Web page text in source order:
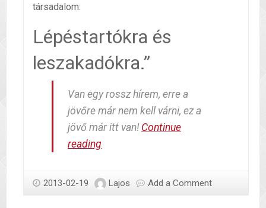
társadalom:
Lépéstartókra és
leszakadókra.”
Van egy rossz hírem, erre a
jövőre már nem kell várni, ez a
jövő már itt van! Continue
reading
jövőt
2013-02-19 Lajos Add a Comment